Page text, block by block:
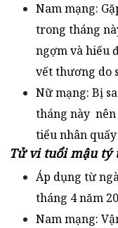
Nam mạng:
trong tháng
ngợm và hiếu
vết thương do
Nữ mạng: Bị
tháng này nên
tiểu nhân
Tử vi tuổi mậu tý
Áp dụng từ
tháng 4 năm
Nam mạng: